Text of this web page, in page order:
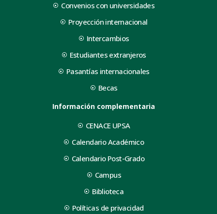
Convenios con universidades
Proyección internacional
Intercambios
Estudiantes extranjeros
Pasantías internacionales
Becas
Información complementaria
CENACE UPSA
Calendario Académico
Calendario Post-Grado
Campus
Biblioteca
Políticas de privacidad